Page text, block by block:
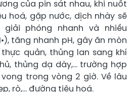
của pin sát nhau, khi nuốt
hoá, gặp nước, dịch nhày sẽ
phóng nhanh và nhiều
tăng nhanh pH, gây ăn mòn
quản, thủng lan sang khí
thủng dạ dày,… trường hợp
trong vòng 2 giờ. Về lâu
rò,… đường tiêu hoá.